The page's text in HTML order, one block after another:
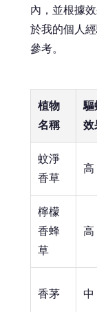
內，並根據
於我的個人
參考。
植物
名稱
驅
效
蚊淨
香草
高
檸檬
香蜂
草
高
香茅 中